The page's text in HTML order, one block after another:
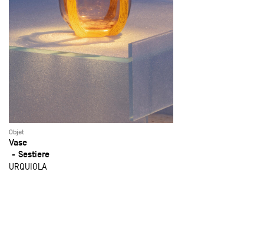
Objet
Vase
Sestiere
URQUIOLA